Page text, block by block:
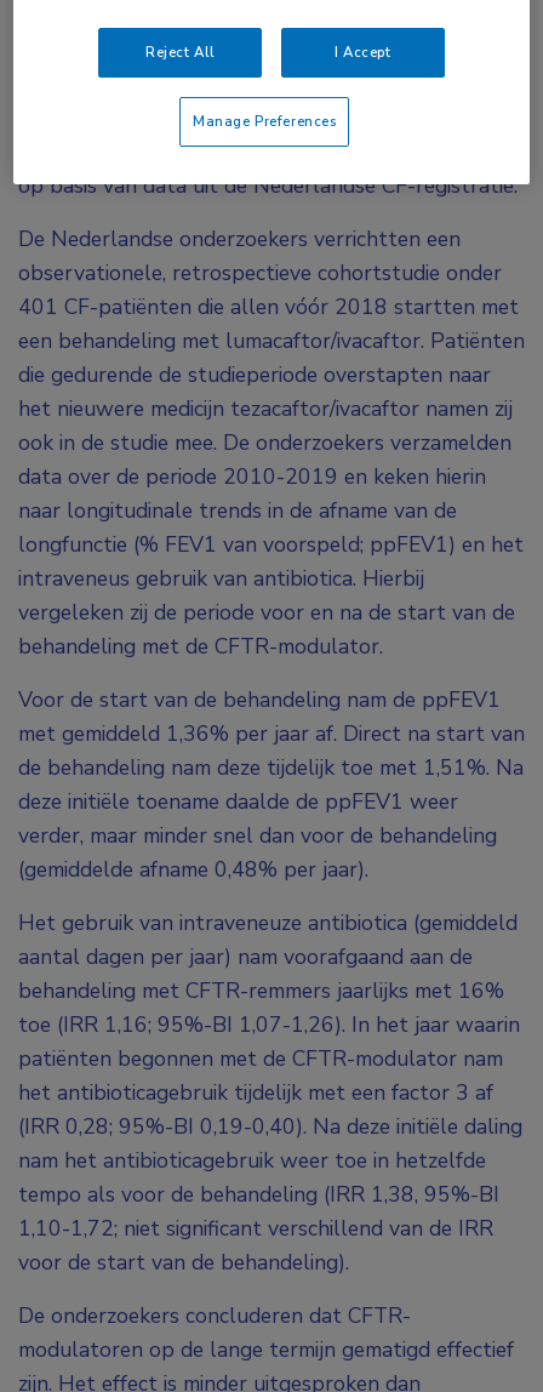
modulatoren. Uit klinische trials is bekend dat duale
CFTR-modulatoren effectief zijn op de korte termijn,
maar over de langetermijneffecten in een real-world
setting is nog niet veel bekend. Dit is nu bestudeerd
op basis van data uit de Nederlandse CF-registratie.
De Nederlandse onderzoekers verrichtten een
observationele, retrospectieve cohortstudie onder
401 CF-patiënten die allen vóór 2018 startten met
een behandeling met lumacaftor/ivacaftor. Patiënten
die gedurende de studieperiode overstapten naar
het nieuwere medicijn tezacaftor/ivacaftor namen zij
ook in de studie mee. De onderzoekers verzamelden
data over de periode 2010-2019 en keken hierin
naar longitudinale trends in de afname van de
longfunctie (% FEV1 van voorspeld; ppFEV1) en het
intraveneus gebruik van antibiotica. Hierbij
vergeleken zij de periode voor en na de start van de
behandeling met de CFTR-modulator.
Voor de start van de behandeling nam de ppFEV1
met gemiddeld 1,36% per jaar af. Direct na start van
de behandeling nam deze tijdelijk toe met 1,51%. Na
deze initiële toename daalde de ppFEV1 weer
verder, maar minder snel dan voor de behandeling
(gemiddelde afname 0,48% per jaar).
Het gebruik van intraveneuze antibiotica (gemiddeld
aantal dagen per jaar) nam voorafgaand aan de
behandeling met CFTR-remmers jaarlijks met 16%
toe (IRR 1,16; 95%-BI 1,07-1,26). In het jaar waarin
patiënten begonnen met de CFTR-modulator nam
het antibioticagebruik tijdelijk met een factor 3 af
(IRR 0,28; 95%-BI 0,19-0,40). Na deze initiële daling
nam het antibioticagebruik weer toe in hetzelfde
tempo als voor de behandeling (IRR 1,38, 95%-BI
1,10-1,72; niet significant verschillend van de IRR
voor de start van de behandeling).
De onderzoekers concluderen dat CFTR-
modulatoren op de lange termijn gematigd effectief
zijn. Het effect is minder uitgesproken dan
Reject All I Accept
Manage Preferences